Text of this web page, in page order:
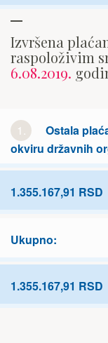
Izvršena
raspoloživim
6.08.2019.
1.
Ostala
okviru državnih
1.355.167,91 RSD
Ukupno:
1.355.167,91 RSD